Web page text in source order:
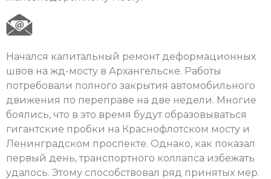
Начался капитальный ремонт деформационных
швов на жд-мосту в Архангельске. Работы
потребовали полного закрытия автомобильного
движения по переправе на две недели. Многие
боялись, что в это время будут образовываться
гигантские пробки на Краснофлотском мосту и
Ленинградском проспекте. Однако, как показал
первый день, транспортного коллапса избежать
удалось. Этому способствовал ряд принятых мер.